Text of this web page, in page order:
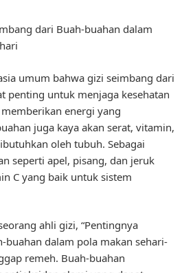
dari Buah-buahan dalam
umum bahwa gizi seimbang dari
penting untuk menjaga kesehatan
energi yang
juga kaya akan serat, vitamin,
oleh tubuh. Sebagai
seperti apel, pisang, dan jeruk
C yang baik untuk sistem
ahli gizi, “Pentingnya
buahan dalam pola makan sehari-
remeh. Buah-buahan